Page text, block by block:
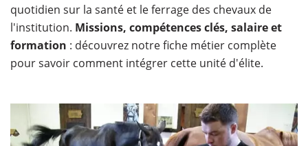
quotidien sur la santé et le ferrage des chevaux de
l'institution. Missions, compétences clés, salaire et
formation : découvrez notre fiche métier complète
pour savoir comment intégrer cette unité d'élite.